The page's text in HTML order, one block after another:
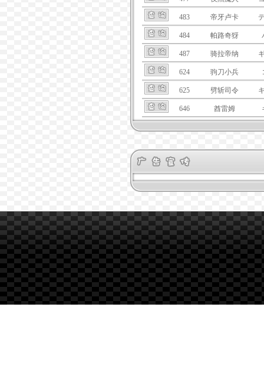
483 帝牙卢卡
484 帕路奇犽
487 骑拉帝纳
624 驹刀小兵
625 劈斩司令
646 酋雷姆